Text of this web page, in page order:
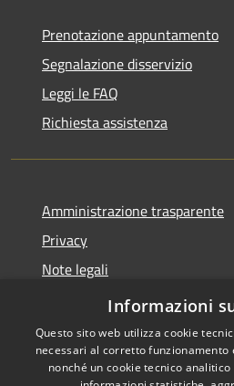
Prenotazione appuntamento
Segnalazione disservizio
Leggi le FAQ
Richiesta assistenza
Amministrazione trasparente
Privacy
Note legali
Dichiarazione di accessibilità
Informazioni
Questo sito web utilizza cookie
necessari al corretto funzionamento
nonché un cookie tecnico